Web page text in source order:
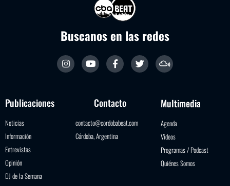
Buscanos en las redes
Publicaciones
Noticias
Información
Entrevistas
Opinión
DJ de la Semana
Contacto
contacto@cordobabeat.com
Córdoba, Argentina
Multimedia
Agenda
Videos
Programas / Podcast
Quiénes Somos